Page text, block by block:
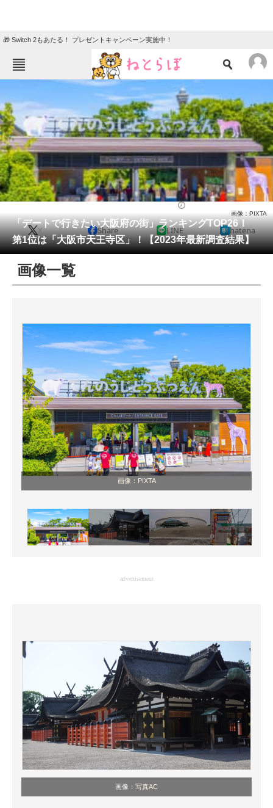
🎁 Switch 2もあたる！ プレゼントキャンペーン実施中！
ねとらぼメニュー
TOP ニュース
エンタメ クイズ
グルメ 地域
住まい 教育・育児
動物 リサーチ
会員記事
メディア
注目記事を集めた総合ページ
スマホと通信の最新トレンド
進化するPCとデバイスの未来
好きが集まる 比べて選べる
ビジネスと働き方のヒント
AI活用のいまが分かる
企業ITのトレンドを詳説
経営リーダーのコミュニティ
マーケ×ITの今がよく分かる
ITエンジニア向け専門サイト
モノづくり技術者専門サイト
エレクトロニクス専門サイト
電子設計の基本と応用
エネルギーの専門メディア
建設×テクノロジーの最前線
ちょっと気になるネットの話題
「デートで行きたい大阪府の街」ランキングTOP26！
第1位は「大阪市天王寺区」！【2023年最新調査結果】
画像：PIXTA
X Share LINE hatena
画像一覧
画像：PIXTA
advertisement
画像： 写真AC